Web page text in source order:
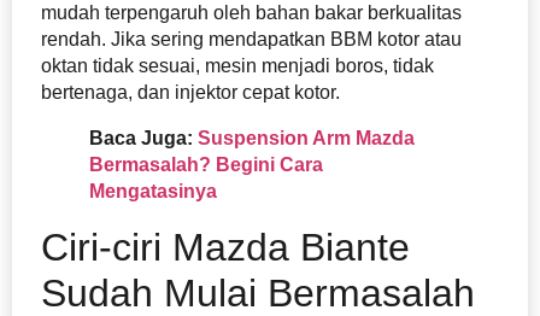
mudah terpengaruh oleh bahan bakar berkualitas
rendah. Jika sering mendapatkan BBM kotor atau
oktan tidak sesuai, mesin menjadi boros, tidak
bertenaga, dan injektor cepat kotor.
Baca Juga: Suspension Arm Mazda
Bermasalah? Begini Cara
Mengatasinya
Ciri-ciri Mazda Biante
Sudah Mulai Bermasalah